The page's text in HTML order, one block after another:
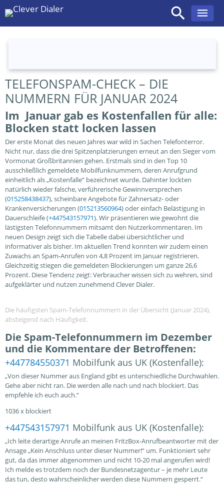
Zum
Inhalt
springen
TELEFONSPAM-CHECK – DIE
NUMMERN FÜR JANUAR 2024
Im Januar gab es Kostenfallen für alle:
Blocken statt locken lassen
Der erste Monat des neuen Jahres war wild in Sachen Telefonterror.
Nicht nur, dass die drei Spitzenplatzierungen erneut an den Sieger vom
Vormonat Großbritannien gehen. Erstmals sind in den Top 10
ausschließlich gemeldete Mobilfunknummern, deren Anrufgrund
einheitlich als „Kostenfalle“ bezeichnet wurde. Dahinter lockten
natürlich wieder falsche, verführerische Gewinnversprechen
(015258438437), scheinbare Angebote für Zahnersatz- oder
Krankenversicherungen (015213560964) oder einfach Belästigung in
Dauerschleife (+447543157971). Wir präsentieren wie gewohnt die
lästigsten Telefonnummern mitsamt den Nutzerkommentaren. Im
neuen Design zeigt sich die Tabelle dabei übersichtlicher und
informativer als bisher. Im aktuellen Trend konnten wir zudem einen
Zuwachs an Spam-Anrufen von 4,8 Prozent im Januar registrieren.
Gleichzeitig stiegen die gemeldeten Blockierungen um ganze 26,6
Prozent. Diese Tendenz zeigt: Verbraucher wissen sich zu wehren, sind
aufgeklärter und nutzen zunehmend Clever Dialer.
Die häufigsten Spam-Telefonnummern in der Übersicht (Januar 2024),
absteigend nach Häufigkeit.
Die Spam-Telefonnummern im Dezember
und die Kommentare der Betroffenen:
+447784550371 Mobilfunk aus UK (Kostenfalle):
„Von dieser Nummer aus England gibt es unterschiedliche Durchwahlen.
Gehe aber nicht ran. Die werden alle nach und nach blockiert. Das
empfehle ich euch auch.“
1036 x blockiert
+447543157971 Mobilfunk aus UK (Kostenfalle):
„Ich leite derartige Anrufe an meinen FritzBox-Anrufbeantworter mit der
Ansage „Kein Anschluss unter dieser Nummer!“ um. Funktioniert sehr
gut, da das immer abgenommen und nicht 10-20 mal angerufen wird!
Ich melde es trotzdem noch der Bundesnetzagentur – je mehr Leute
das tun, desto wahrscheinlicher werden diese Nummern gesperrt.“